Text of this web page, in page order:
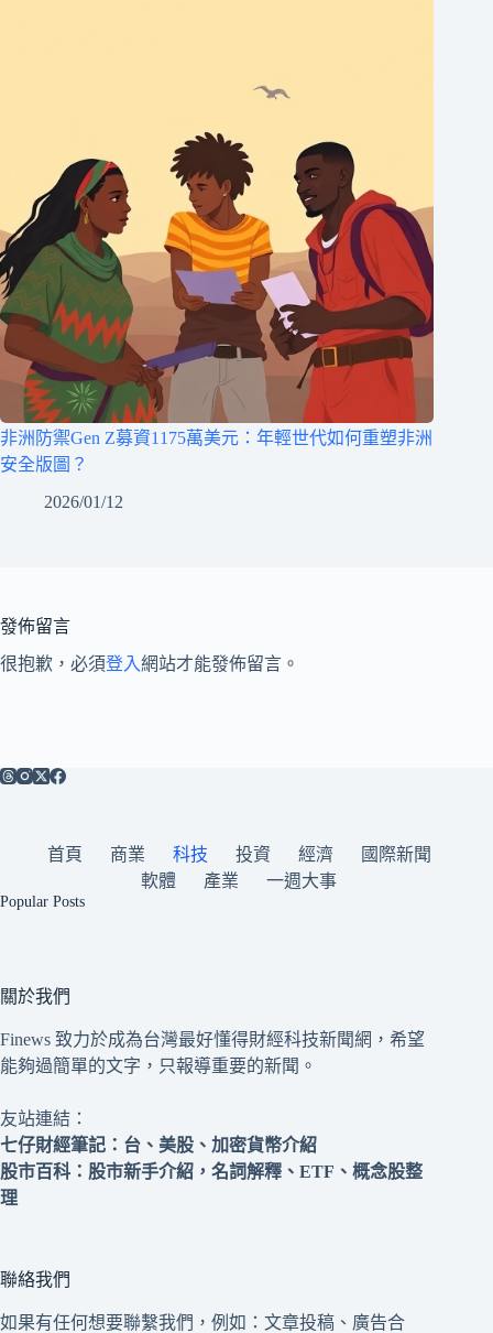
非洲防禦Gen Z募資1175萬美元：年輕世代如何重塑非洲
安全版圖？
2026/01/12
發佈留言
很抱歉，必須登入網站才能發佈留言。
首頁 商業 科技 投資 經濟
國際新聞
軟體
產業 一週大事
Popular Posts
關於我們
Finews 致力於成為台灣最好懂得財經科技新聞網，希望
能夠過簡單的文字，只報導重要的新聞。
友站連結：
七仔財經筆記 ：台、美股、加密貨幣介紹
股市百科 ：股市新手介紹，名詞解釋、ETF、概念股整
理
聯絡我們
如果有任何想要聯繫我們，例如：文章投稿、廣告合